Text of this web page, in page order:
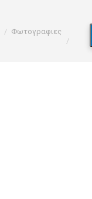
Φωτογραφιες